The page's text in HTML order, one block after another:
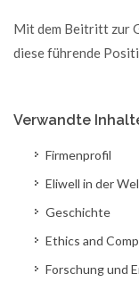
Mit dem Beitritt zur
diese führende
Verwandte
Firmenprofil
Eliwell in der
Geschichte
Ethics and
Forschung und